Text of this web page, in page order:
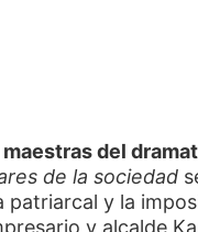
maestras del
de la sociedad
patriarcal y la
y alcalde